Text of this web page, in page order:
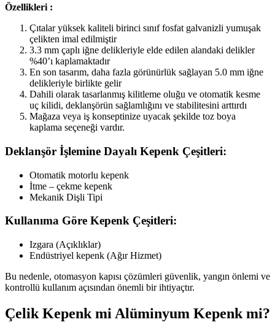
Özellikleri :
Çıtalar yüksek kaliteli birinci sınıf fosfat galvanizli yumuşak
çelikten imal edilmiştir
3.3 mm çaplı iğne delikleriyle elde edilen alandaki delikler
%40’ı kaplamaktadır
En son tasarım, daha fazla görünürlük sağlayan 5.0 mm iğne
delikleriyle birlikte gelir
Dahili olarak tasarlanmış kilitleme oluğu ve otomatik kesme
uç kilidi, deklanşörün sağlamlığını ve stabilitesini arttırdı
Mağaza veya iş konseptinize uyacak şekilde toz boya
kaplama seçeneği vardır.
Deklanşör İşlemine Dayalı Kepenk Çeşitleri:
Otomatik motorlu kepenk
İtme – çekme kepenk
Mekanik Dişli Tipi
Kullanıma Göre Kepenk Çeşitleri:
Izgara (Açıklıklar)
Endüstriyel kepenk (Ağır Hizmet)
Bu nedenle, otomasyon kapısı çözümleri güvenlik, yangın önlemi ve
kontrollü kullanım açısından önemli bir ihtiyaçtır.
Çelik Kepenk mi Alüminyum Kepenk mi?